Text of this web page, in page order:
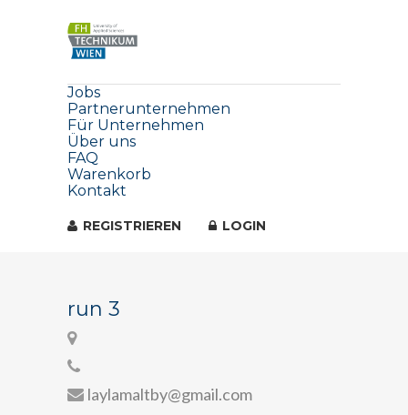
Jobs
Partnerunternehmen
Für Unternehmen
Über uns
FAQ
Warenkorb
Kontakt
REGISTRIEREN LOGIN
run 3
laylamaltby@gmail.com